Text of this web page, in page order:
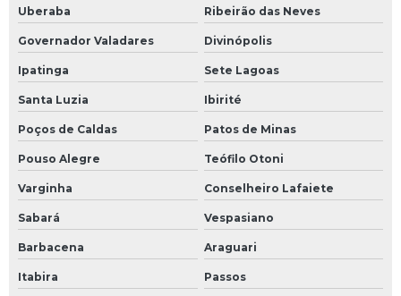
Uberaba Ribeirão das Neves
Governador Valadares Divinópolis
Ipatinga Sete Lagoas
Santa Luzia Ibirité
Poços de Caldas Patos de Minas
Pouso Alegre Teófilo Otoni
Varginha Conselheiro Lafaiete
Sabará Vespasiano
Barbacena Araguari
Itabira Passos